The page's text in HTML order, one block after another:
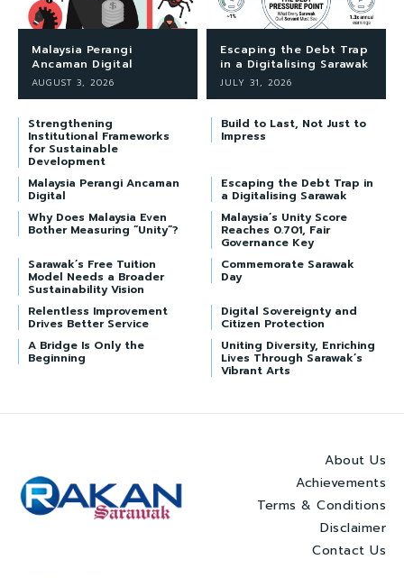
Malaysia Perangi
Ancaman Digital
AUGUST 3, 2026
Escaping the Debt Trap
in a Digitalising Sarawak
JULY 31, 2026
Strengthening
Institutional Frameworks
for Sustainable
Development
Build to Last, Not Just to
Impress
Malaysia Perangi Ancaman
Digital
Escaping the Debt Trap in
a Digitalising Sarawak
Why Does Malaysia Even
Bother Measuring “Unity”?
Malaysia’s Unity Score
Reaches 0.701, Fair
Governance Key
Sarawak’s Free Tuition
Model Needs a Broader
Sustainability Vision
Commemorate Sarawak
Day
Relentless Improvement
Drives Better Service
Digital Sovereignty and
Citizen Protection
A Bridge Is Only the
Beginning
Uniting Diversity, Enriching
Lives Through Sarawak’s
Vibrant Arts
About Us
Achievements
Terms & Conditions
Disclaimer
Contact Us